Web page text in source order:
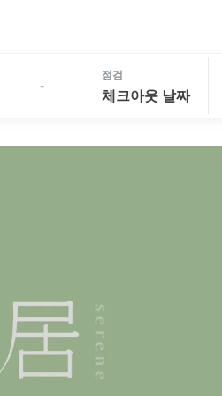
-
점검
체크아웃 날짜